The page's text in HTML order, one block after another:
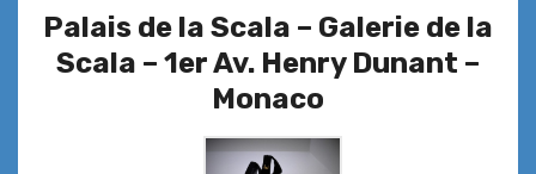
Palais de la Scala – Galerie de la
Scala – 1er Av. Henry Dunant –
Monaco